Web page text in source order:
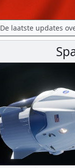
De laatste updates